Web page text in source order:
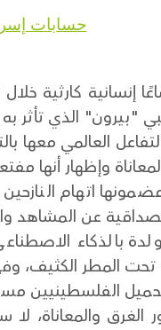
حسابات
إنسانية كارثية
"بيرون" الذي تأثر
العالمي معها
وإظهار
مضمونها اتهام
عن المشاهد
بالذكاء
تحت المطر الكثيف،
الغرق والمعاناة،